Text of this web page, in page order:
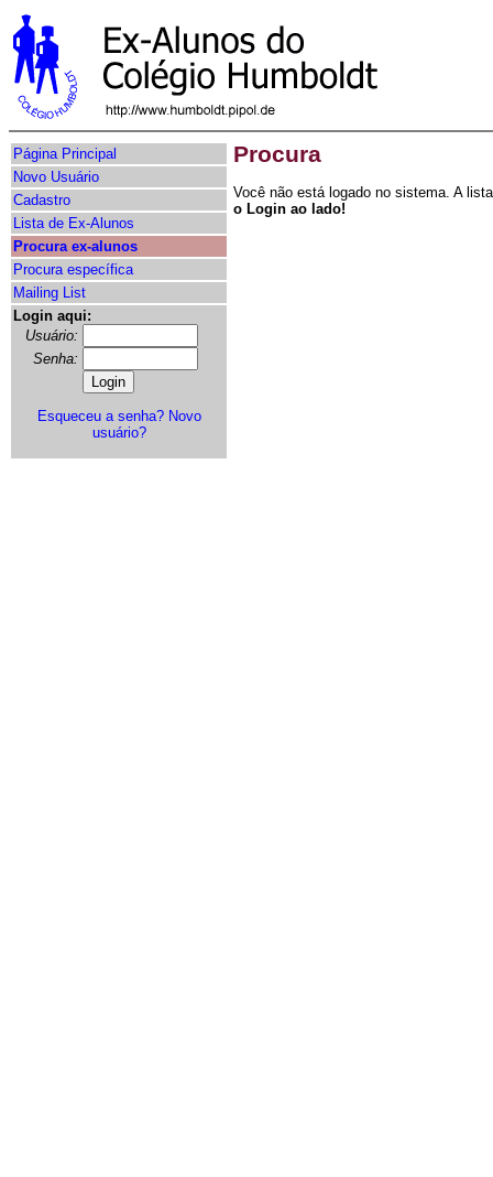
Página Principal
Novo Usuário
Cadastro
Lista de Ex-Alunos
Procura ex-alunos
Procura específica
Mailing List
Login aqui:
Usuário:
Senha:
Esqueceu a senha? Novo
usuário?
Procura
Você não está logado no sistema. A
o Login ao lado!